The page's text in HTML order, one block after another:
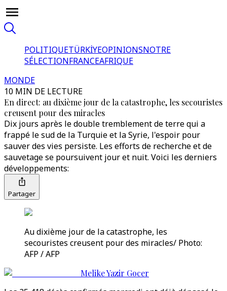
POLITIQUETÜRKİYEOPINIONSNOTRE
SÉLECTIONFRANCEAFRIQUE
MONDE
10 MIN DE LECTURE
En direct: au dixième jour de la catastrophe, les secouristes
creusent pour des miracles
Dix jours après le double tremblement de terre qui a
frappé le sud de la Turquie et la Syrie, l'espoir pour
sauver des vies persiste. Les efforts de recherche et de
sauvetage se poursuivent jour et nuit. Voici les derniers
développements:
Partager
Au dixième jour de la catastrophe, les
secouristes creusent pour des miracles/ Photo:
AFP / AFP
Melike Yazir Gocer